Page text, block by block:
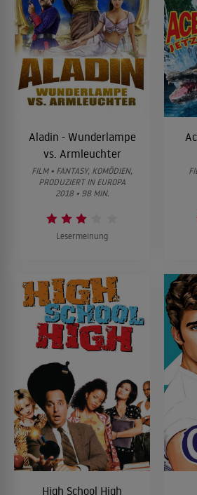
Aladin - Wunderlampe
vs. Armleuchter
FILM • FANTASY, KOMÖDIEN,
PRODUZIERT IN EUROPA
2018 • 98 MIN.
Lesermeinung
High School High